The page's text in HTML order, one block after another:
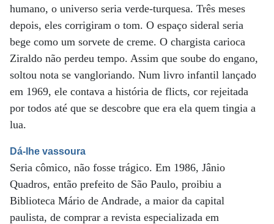
humano, o universo seria verde-turquesa. Três meses
depois, eles corrigiram o tom. O espaço sideral seria
bege como um sorvete de creme. O chargista carioca
Ziraldo não perdeu tempo. Assim que soube do engano,
soltou nota se vangloriando. Num livro infantil lançado
em 1969, ele contava a história de flicts, cor rejeitada
por todos até que se descobre que era ela quem tingia a
lua.
Dá-lhe vassoura
Seria cômico, não fosse trágico. Em 1986, Jânio
Quadros, então prefeito de São Paulo, proibiu a
Biblioteca Mário de Andrade, a maior da capital
paulista, de comprar a revista especializada em